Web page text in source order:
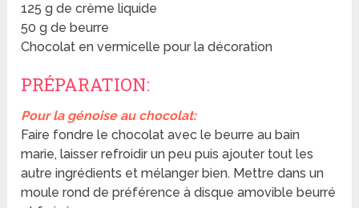
125 g de crème liquide
50 g de beurre
Chocolat en vermicelle pour la décoration
PRÉPARATION:
Pour la génoise au chocolat:
Faire fondre le chocolat avec le beurre au bain
marie, laisser refroidir un peu puis ajouter tout les
autre ingrédients et mélanger bien. Mettre dans un
moule rond de préférence à disque amovible beurré